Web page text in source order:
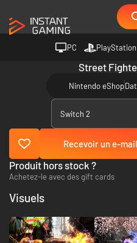
PC PlayStation
Street
Nintendo eShop
Switch 2
Recevoir un e-
Produit hors stock ?
Achetez-le avec des gift cards
Visuels